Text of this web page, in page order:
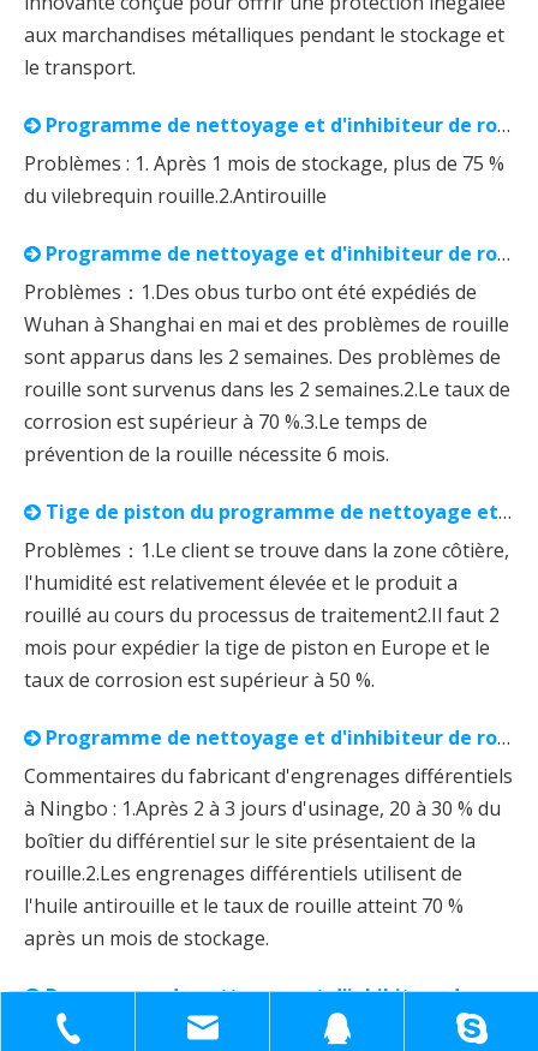
aux marchandises métalliques pendant le stockage et
le transport.
Programme de nettoyage et d'inhibiteur de rouille VCI⁺
Problèmes : 1. Après 1 mois de stockage, plus de 75 %
du vilebrequin rouille.2.Antirouille
Programme de nettoyage et d'inhibiteur de rouille VCI⁺ Turbo Shell
Problèmes：1.Des obus turbo ont été expédiés de
Wuhan à Shanghai en mai et des problèmes de rouille
sont apparus dans les 2 semaines. Des problèmes de
rouille sont survenus dans les 2 semaines.2.Le taux de
corrosion est supérieur à 70 %.3.Le temps de
prévention de la rouille nécessite 6 mois.
Tige de piston du programme de nettoyage et d'inhibiteur de rouille VCI⁺
Problèmes：1.Le client se trouve dans la zone côtière,
l'humidité est relativement élevée et le produit a
rouillé au cours du processus de traitement2.Il faut 2
mois pour expédier la tige de piston en Europe et le
taux de corrosion est supérieur à 50 %.
Programme de nettoyage et d'inhibiteur de rouille VCI⁺ Engrenage différentiel
Commentaires du fabricant d'engrenages différentiels
à Ningbo : 1.Après 2 à 3 jours d'usinage, 20 à 30 % du
boîtier du différentiel sur le site présentaient de la
rouille.2.Les engrenages différentiels utilisent de
l'huile antirouille et le taux de rouille atteint 70 %
après un mois de stockage.
Programme de nettoyage et d'inhibiteur de rouille VCI⁺ bielle
introduction photo introduction photo introduction
+86-18930817991 sh51098780_cl@163.com 1398138571